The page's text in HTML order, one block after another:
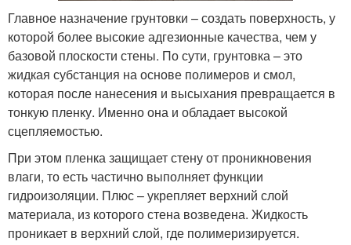
Главное назначение грунтовки – создать поверхность, у
которой более высокие адгезионные качества, чем у
базовой плоскости стены. По сути, грунтовка – это
жидкая субстанция на основе полимеров и смол,
которая после нанесения и высыхания превращается в
тонкую пленку. Именно она и обладает высокой
сцепляемостью.
При этом пленка защищает стену от проникновения
влаги, то есть частично выполняет функции
гидроизоляции. Плюс – укрепляет верхний слой
материала, из которого стена возведена. Жидкость
проникает в верхний слой, где полимеризируется.